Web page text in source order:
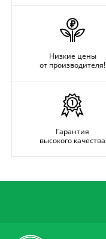
Низкие цены
от производителя!
Гарантия
высокого качества